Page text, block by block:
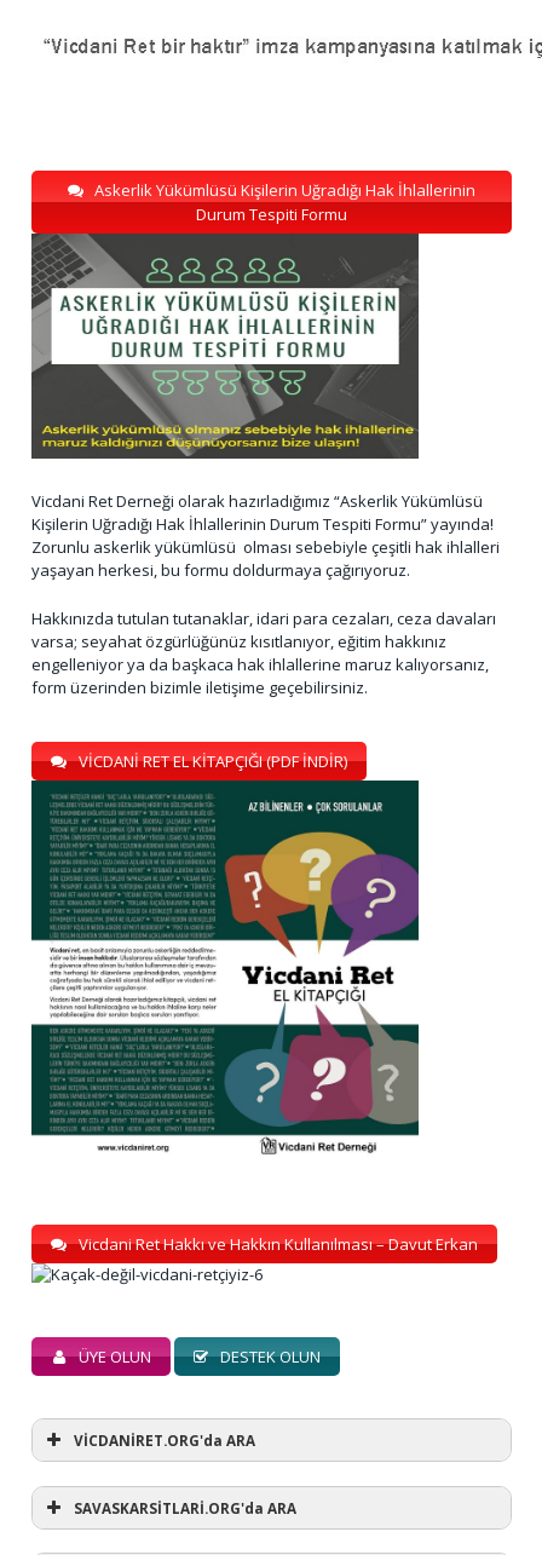
Askerlik Yükümlüsü Kişilerin Uğradığı Hak İhlallerinin
Durum Tespiti Formu
Vicdani Ret Derneği olarak hazırladığımız “Askerlik Yükümlüsü
Kişilerin Uğradığı Hak İhlallerinin Durum Tespiti Formu” yayında!
Zorunlu askerlik yükümlüsü olması sebebiyle çeşitli hak ihlalleri
yaşayan herkesi, bu formu doldurmaya çağırıyoruz.
Hakkınızda tutulan tutanaklar, idari para cezaları, ceza davaları
varsa; seyahat özgürlüğünüz kısıtlanıyor, eğitim hakkınız
engelleniyor ya da başkaca hak ihlallerine maruz kalıyorsanız,
form üzerinden bizimle iletişime geçebilirsiniz.
VİCDANİ RET EL KİTAPÇIĞI (PDF İNDİR)
Vicdani Ret Hakkı ve Hakkın Kullanılması – Davut Erkan
ÜYE OLUN DESTEK OLUN
VİCDANİRET.ORG'da ARA
SAVASKARSİTLARİ.ORG'da ARA